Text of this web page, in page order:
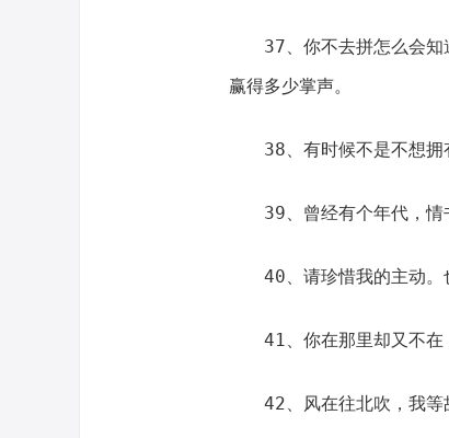
37、你不去拼怎么会
赢得多少掌声。
38、有时候不是不想拥
39、曾经有个年代，情
40、请珍惜我的主动。
41、你在那里却又不在
42、风在往北吹，我等